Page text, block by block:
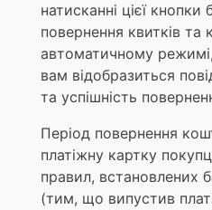
натисканні цієї кнопки
повернення квитків та
автоматичному режимі,
вам відобразиться
та успішність
Період повернення
платіжну картку
правил, встановлених
(тим, що випустив